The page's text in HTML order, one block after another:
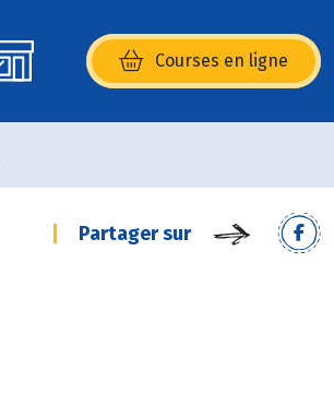
Courses en ligne
(s’ouvre dans une nouvelle
Partager sur